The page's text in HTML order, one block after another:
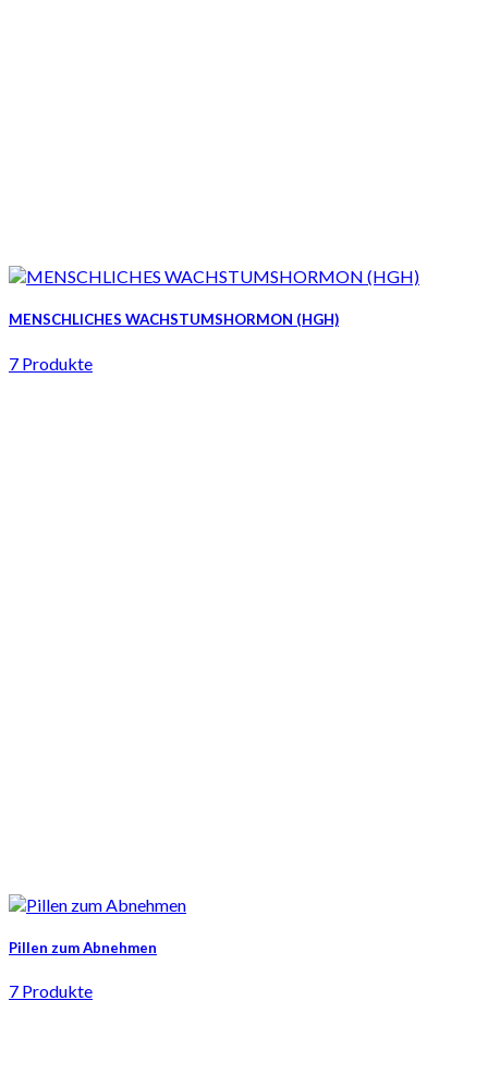
MENSCHLICHES WACHSTUMSHORMON (HGH)
7 Produkte
Pillen zum Abnehmen
7 Produkte